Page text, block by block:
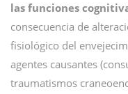
las funciones
consecuencia de
fisiológico del
agentes causantes
traumatismos